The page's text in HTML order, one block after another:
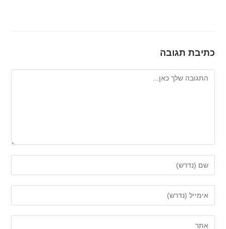
כתיבת תגובה
להגיב
את
השם
שלך
שם
את
כתובת